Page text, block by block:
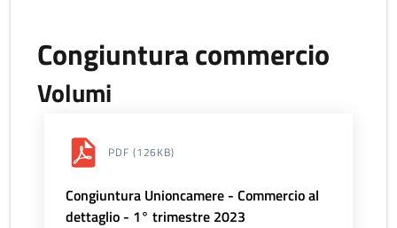
Congiuntura commercio
Volumi
PDF (126KB)
Congiuntura Unioncamere - Commercio al
dettaglio - 1° trimestre 2023